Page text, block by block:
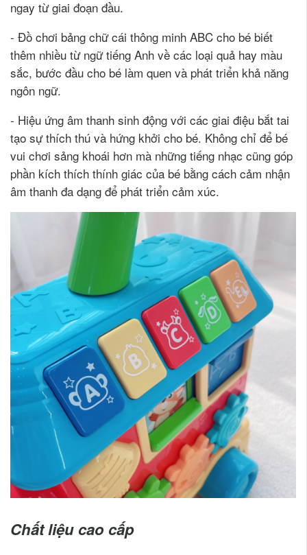
ngay từ giai đoạn đầu.
- Đồ chơi bảng chữ cái thông minh ABC cho bé biết
thêm nhiều từ ngữ tiếng Anh về các loại quả hay màu
sắc, bước đầu cho bé làm quen và phát triển khả năng
ngôn ngữ.
- Hiệu ứng âm thanh sinh động với các giai điệu bắt tai
tạo sự thích thú và hứng khởi cho bé. Không chỉ để bé
vui chơi sảng khoái hơn mà những tiếng nhạc cũng góp
phần kích thích thính giác của bé bằng cách cảm nhận
âm thanh đa dạng để phát triển cảm xúc.
Chất liệu cao cấp